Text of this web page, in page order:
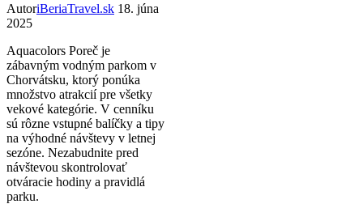
AutoriBeriaTravel.sk 18. júna
2025
Aquacolors Poreč je
zábavným vodným parkom v
Chorvátsku, ktorý ponúka
množstvo atrakcií pre všetky
vekové kategórie. V cenníku
sú rôzne vstupné balíčky a tipy
na výhodné návštevy v letnej
sezóne. Nezabudnite pred
návštevou skontrolovať
otváracie hodiny a pravidlá
parku.